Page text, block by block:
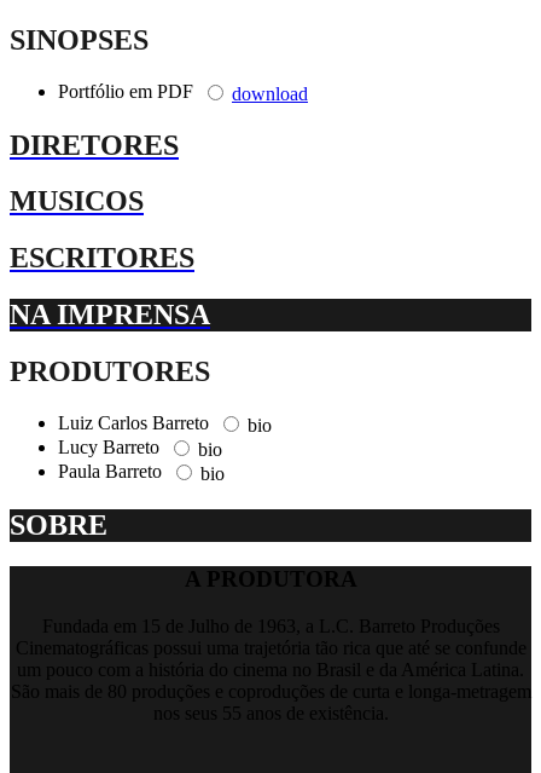
SINOPSES
Portfólio em PDF download
DIRETORES
MUSICOS
ESCRITORES
NA IMPRENSA
PRODUTORES
Luiz Carlos Barreto
bio
Lucy Barreto
bio
Paula Barreto
bio
SOBRE
A PRODUTORA
Fundada em 15 de Julho de 1963, a L.C. Barreto Produções
Cinematográficas possui uma trajetória tão rica que até se confunde
um pouco com a história do cinema no Brasil e da América Latina.
São mais de 80 produções e coproduções de curta e longa-metragem
nos seus 55 anos de existência.